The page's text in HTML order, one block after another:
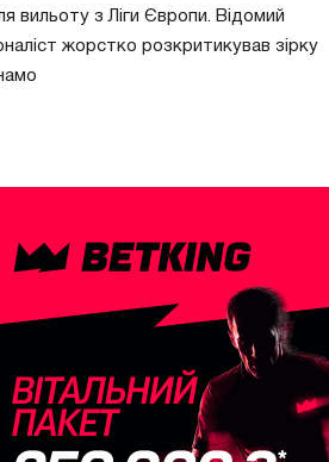
вильоту з Ліги Європи. Відомий
жорстко розкритикував зірку